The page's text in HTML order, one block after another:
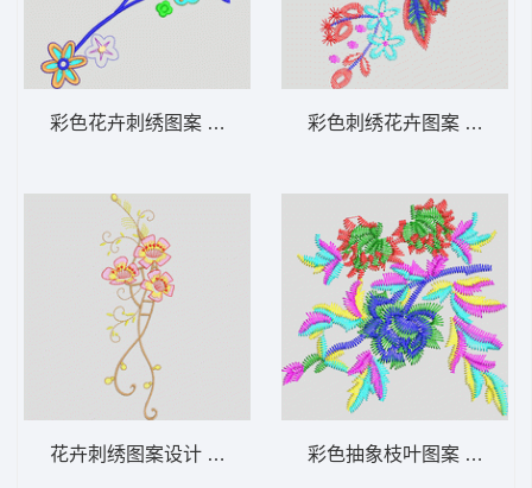
彩色花卉刺绣图案 花卉 衣裤裙鞋包通用
花卉刺绣图案设计 花卉 衣裤裙鞋包通用
彩色刺绣花卉图案 花卉
彩色抽象枝叶图案 花卉